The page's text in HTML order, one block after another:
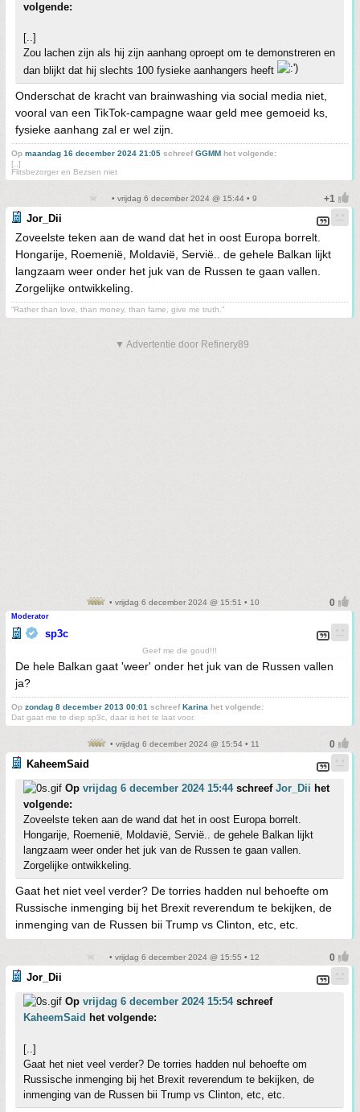
volgende:
[..]
Zou lachen zijn als hij zijn aanhang oproept om te demonstreren en
dan blijkt dat hij slechts 100 fysieke aanhangers heeft
Onderschat de kracht van brainwashing via social media niet,
vooral van een TikTok-campagne waar geld mee gemoeid ks,
fysieke aanhang zal er wel zijn.
Op maandag 16 december 2024 21:05 schreefGGMM het volgende:
[..]
Flitsbezorger en Bezsen niet
• vrijdag 6 december 2024 @ 15:44 • 9
Jor_Dii
Zoveelste teken aan de wand dat het in oost Europa borrelt.
Hongarije, Roemenië, Moldavië, Servië.. de gehele Balkan lijkt
langzaam weer onder het juk van de Russen te gaan vallen.
Zorgelijke ontwikkeling.
“Rather than love, than money, than fame, give me truth.”
▼ Advertentie door Refinery89
• vrijdag 6 december 2024 @ 15:51 • 10
Moderator
sp3c
Geef me die goud!!!
De hele Balkan gaat 'weer' onder het juk van de Russen vallen
ja?
Op zondag 8 december 2013 00:01 schreefKarina het volgende:
Dat gaat me te diep sp3c, daar is het te laat voor.
• vrijdag 6 december 2024 @ 15:54 • 11
KaheemSaid
Op vrijdag 6 december 2024 15:44schreef Jor_Dii het
volgende:
Zoveelste teken aan de wand dat het in oost Europa borrelt.
Hongarije, Roemenië, Moldavië, Servië.. de gehele Balkan lijkt
langzaam weer onder het juk van de Russen te gaan vallen.
Zorgelijke ontwikkeling.
Gaat het niet veel verder? De torries hadden nul behoefte om
Russische inmenging bij het Brexit reverendum te bekijken, de
inmenging van de Russen bii Trump vs Clinton, etc, etc.
• vrijdag 6 december 2024 @ 15:55 • 12
Jor_Dii
Op vrijdag 6 december 2024 15:54schreef
KaheemSaid het volgende:
[..]
Gaat het niet veel verder? De torries hadden nul behoefte om
Russische inmenging bij het Brexit reverendum te bekijken, de
inmenging van de Russen bii Trump vs Clinton, etc, etc.